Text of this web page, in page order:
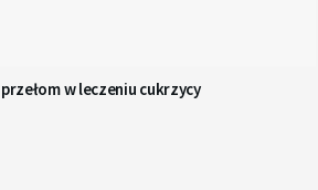
w leczeniu cukrzycy